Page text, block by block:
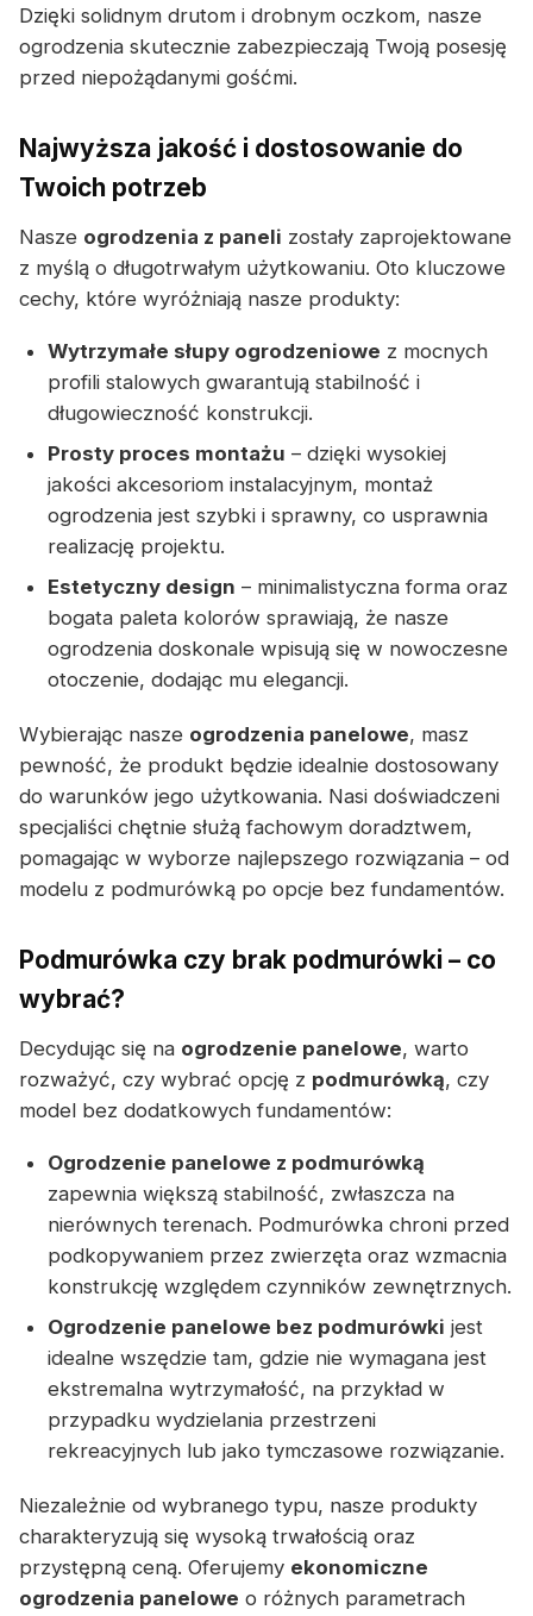
Dzięki solidnym drutom i drobnym oczkom, nasze
ogrodzenia skutecznie zabezpieczają Twoją posesję
przed niepożądanymi gośćmi.
Najwyższa jakość i dostosowanie do
Twoich potrzeb
Nasze ogrodzenia z paneli zostały zaprojektowane
z myślą o długotrwałym użytkowaniu. Oto kluczowe
cechy, które wyróżniają nasze produkty:
Wytrzymałe słupy ogrodzeniowe z mocnych
profili stalowych gwarantują stabilność i
długowieczność konstrukcji.
Prosty proces montażu – dzięki wysokiej
jakości akcesoriom instalacyjnym, montaż
ogrodzenia jest szybki i sprawny, co usprawnia
realizację projektu.
Estetyczny design – minimalistyczna forma oraz
bogata paleta kolorów sprawiają, że nasze
ogrodzenia doskonale wpisują się w nowoczesne
otoczenie, dodając mu elegancji.
Wybierając nasze ogrodzenia panelowe, masz
pewność, że produkt będzie idealnie dostosowany
do warunków jego użytkowania. Nasi doświadczeni
specjaliści chętnie służą fachowym doradztwem,
pomagając w wyborze najlepszego rozwiązania – od
modelu z podmurówką po opcje bez fundamentów.
Podmurówka czy brak podmurówki – co
wybrać?
Decydując się na ogrodzenie panelowe, warto
rozważyć, czy wybrać opcję z podmurówką, czy
model bez dodatkowych fundamentów:
Ogrodzenie panelowe z podmurówką
zapewnia większą stabilność, zwłaszcza na
nierównych terenach. Podmurówka chroni przed
podkopywaniem przez zwierzęta oraz wzmacnia
konstrukcję względem czynników zewnętrznych.
Ogrodzenie panelowe bez podmurówki jest
idealne wszędzie tam, gdzie nie wymagana jest
ekstremalna wytrzymałość, na przykład w
przypadku wydzielania przestrzeni
rekreacyjnych lub jako tymczasowe rozwiązanie.
Niezależnie od wybranego typu, nasze produkty
charakteryzują się wysoką trwałością oraz
przystępną ceną. Oferujemy ekonomiczne
ogrodzenia panelowe o różnych parametrach